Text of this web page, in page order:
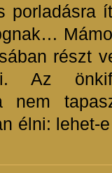
porladásra
részt
Az
nem
élni: lehet-